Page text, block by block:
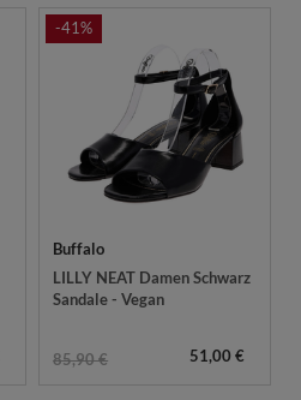
-41%
Buffalo
LILLY NEAT Damen Schwarz
Sandale - Vegan
85,90 € 51,00 €